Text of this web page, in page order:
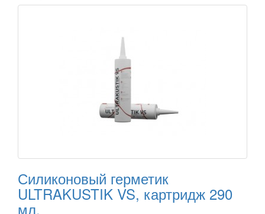
Силиконовый герметик
ULTRAKUSTIK VS, картридж 290
мл.